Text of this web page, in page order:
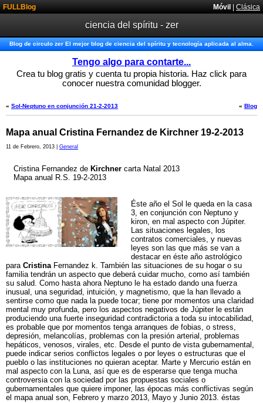
Móvil | Clásica
FULLBlog
ciencia del spíritu - zer
Blog de circulo zer El mejor blog de ciencia del spíritu y tecnología aplicada al alma.
Tengo algo para contarte...
Crea tu blog gratis y cuenta tu propia historia. Haz click para
conocer nuestra comunidad blogger.
« Blog
« Sol-Neptuno en conjunción 21-2-2013
Mapa anual Cristina Fernandez de Kirchner 19-2-2013
11 de Febrero, 2013 | General
Cristina Fernandez de Kirchnercarta Natal 2013
Mapa anual R.S. 19-2-2013
Éste año el Sol le queda en la casa
3, en conjunción con Neptuno y
kiron, en mal aspecto con Júpiter.
Las situaciones legales, los
contratos comerciales, y nuevas
leyes son las que más se van a
destacar en éste año astrológico
para CristinaFernandez k. También las situaciones de su hogar o su
familia tendrán un aspecto que deberá cuidar mucho, como así también
su salud. Como hasta ahora Neptuno le ha estado dando una fuerza
inusual, una seguridad, intuición, y magnetismo, que la han llevado a
sentirse como que nada la puede tocar; tiene por momentos una claridad
mental muy profunda, pero los aspectos negativos de Júpiter le están
produciendo una fuerte inseguridad contradictoria a toda su intocabilidad,
es probable que por momentos tenga arranques de fobias, o stress,
depresión, melancolías, problemas con la presión arterial, problemas
hepáticos, venosos, virales, etc. Desde el punto de vista gubernamental,
puede indicar serios conflictos legales o por leyes o estructuras que el
pueblo o las instituciones no quieran aceptar. Marte y Mercurio están en
mal aspecto con la Luna, así que es de esperarse que tenga mucha
controversia con la sociedad por las propuestas sociales o
gubernamentales que quiere imponer, las épocas más conflictivas según
el mapa anual son, Febrero y marzo 2013, Mayo y Junio 2013. éstas